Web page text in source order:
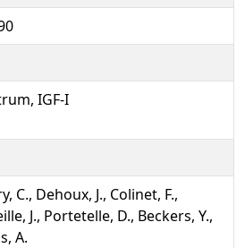
IGF-I
C., Dehoux, J., Colinet, F.,
J., Portetelle, D., Beckers, Y.,
A.